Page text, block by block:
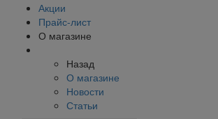
Акции
Прайс-лист
О магазине
Назад
О магазине
Новости
Статьи